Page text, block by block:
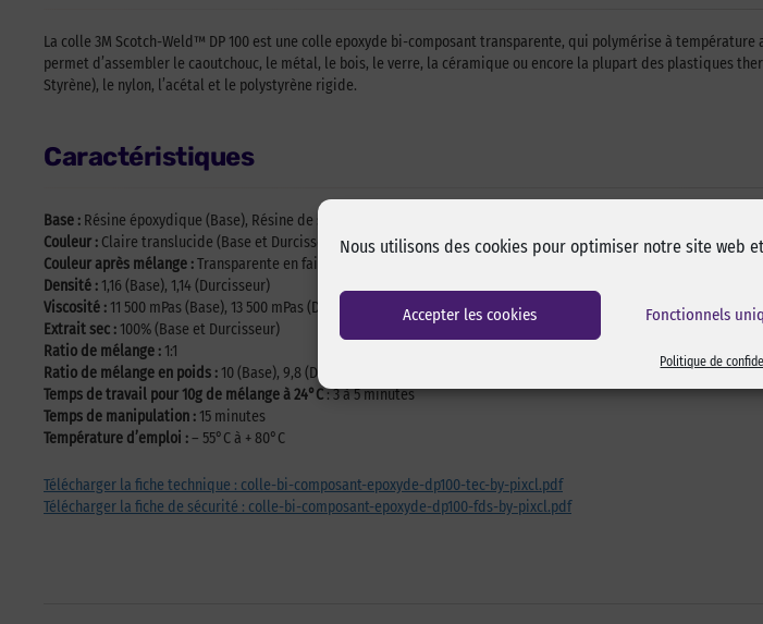
Nous utilisons des cookies pour optimiser notre site web
Accepter les cookies Fonctionnels
Politique de
La colle 3M Scotch-Weld™ DP 100 est une colle epoxyde bi-composant transparente, qui polymérise à
permet d’assembler le caoutchouc, le métal, le bois, le verre, la céramique ou encore la plupart des plastiques
Styrène), le nylon, l’acétal et le polystyrène rigide.
Caractéristiques
Base : Résine époxydique (Base), Résine de synthèse (Durcisseur)
Couleur : Claire translucide (Base et Durcisseur)
Couleur après mélange :Transparente en faible épaisseur
Densité : 1,16 (Base), 1,14 (Durcisseur)
Viscosité : 11 500 mPas (Base), 13 500 mPas (Durcisseur)
Extrait sec : 100% (Base et Durcisseur)
Ratio de mélange : 1:1
Ratio de mélange en poids : 10 (Base), 9,8 (Durcisseur)
Temps de travail pour 10g de mélange à 24°C: 3 à 5 minutes
Temps de manipulation : 15 minutes
Température d’emploi :– 55°C à + 80°C
Télécharger la fiche technique : colle-bi-composant-epoxyde-dp100-tec-by-pixcl.pdf
Télécharger la fiche de sécurité : colle-bi-composant-epoxyde-dp100-fds-by-pixcl.pdf